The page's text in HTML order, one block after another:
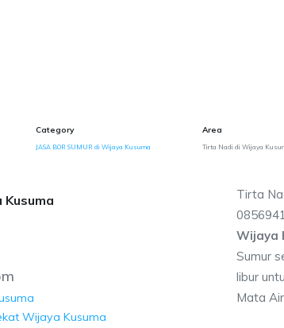
Category
JASA BOR SUMUR di Wijaya Kusuma
Area
Tirta Nadi di Wijaya
Kusuma
Wijaya Kusuma
Tirta
Wijaya
Sumur
libur
Mata